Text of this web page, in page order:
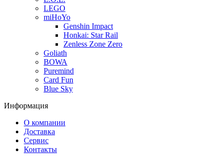
LEGO
miHoYo
Genshin Impact
Honkai: Star Rail
Zenless Zone Zero
Goliath
BOWA
Puremind
Card Fun
Blue Sky
Информация
О компании
Доставка
Сервис
Контакты